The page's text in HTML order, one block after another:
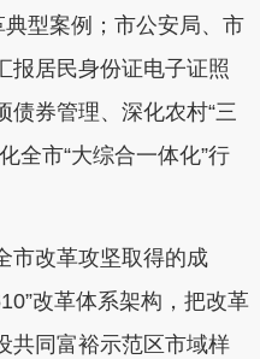
典型案例；市公安局、市
报居民身份证电子证照
债券管理、深化农村“三
全市“大综合一体化”行
市改革攻坚取得的成
改革体系架构，把改革
共同富裕示范区市域样